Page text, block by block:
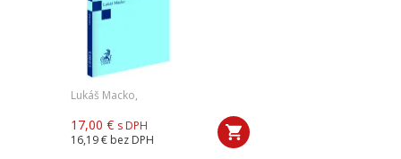
Lukáš Macko,
17,00 € s DPH
16,19 € bez DPH